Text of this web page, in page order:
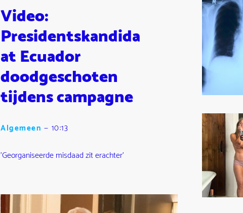
Video:
Presidentskandida
at Ecuador
doodgeschoten
tijdens campagne
Algemeen — 10:13
'Georganiseerde misdaad zit erachter'